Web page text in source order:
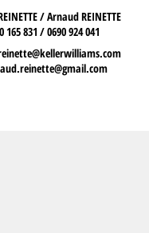
/ Arnaud REINETTE
165 831 / 0690 924 041